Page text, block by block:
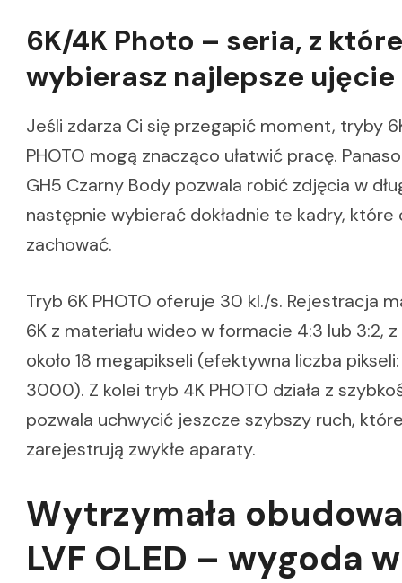
6K/4K Photo – seria, z
wybierasz najlepsze ujęcie
Jeśli zdarza Ci się przegapić moment, tryby
PHOTO mogą znacząco ułatwić pracę.
GH5 Czarny Body pozwala robić zdjęcia w
następnie wybierać dokładnie te kadry, które
zachować.
Tryb 6K PHOTO oferuje 30 kl./s. Rejestracja
6K z materiału wideo w formacie 4:3 lub 3:2,
około 18 megapikseli (efektywna liczba
3000). Z kolei tryb 4K PHOTO działa z
pozwala uchwycić jeszcze szybszy ruch,
zarejestrują zwykłe aparaty.
Wytrzymała
LVF OLED – wygoda